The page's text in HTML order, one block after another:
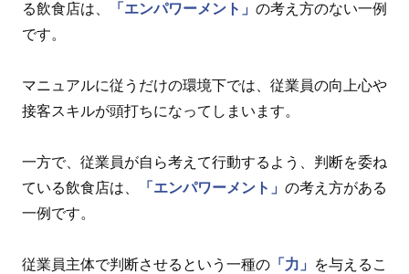
る飲食店は、
「エンパワーメント」 の考え方のない一例
です。
マニュアルに従うだけの環境下では、従業員の向上心や
接客スキルが頭打ちになってしまいます。
一方で、従業員が自ら考えて行動するよう、判断を委ね
ている飲食店は、
「エンパワーメント」 の考え方がある
一例です。
従業員主体で判断させるという一種の 「力」
を与えるこ